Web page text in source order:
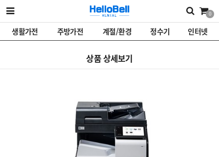
0
생활가전 주방가전 계절/환경 정수기 인터넷
상품 상세보기